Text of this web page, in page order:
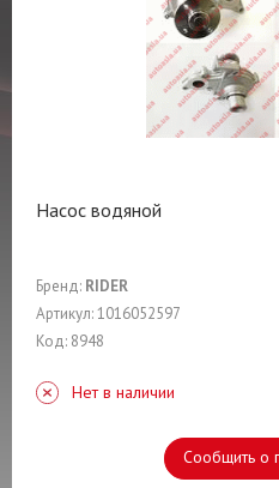
Насос водяной
Бренд: RIDER
Артикул: 1016052597
Код: 8948
Нет в наличии
Сообщить о